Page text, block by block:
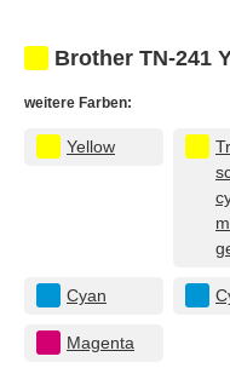
Brother TN-241
weitere Farben:
Yellow
Cyan
Magenta